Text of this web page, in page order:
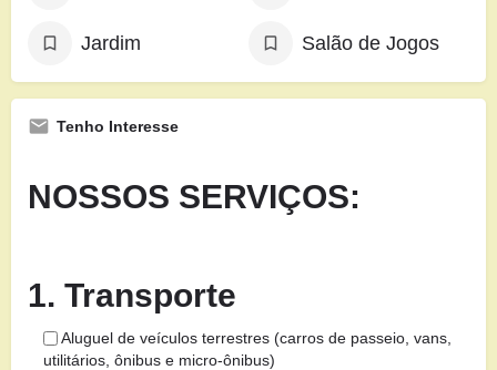
Jardim Salão de Jogos
Tenho Interesse
NOSSOS SERVIÇOS:
1. Transporte
Aluguel de veículos terrestres (carros de passeio, vans,
utilitários, ônibus e micro-ônibus)